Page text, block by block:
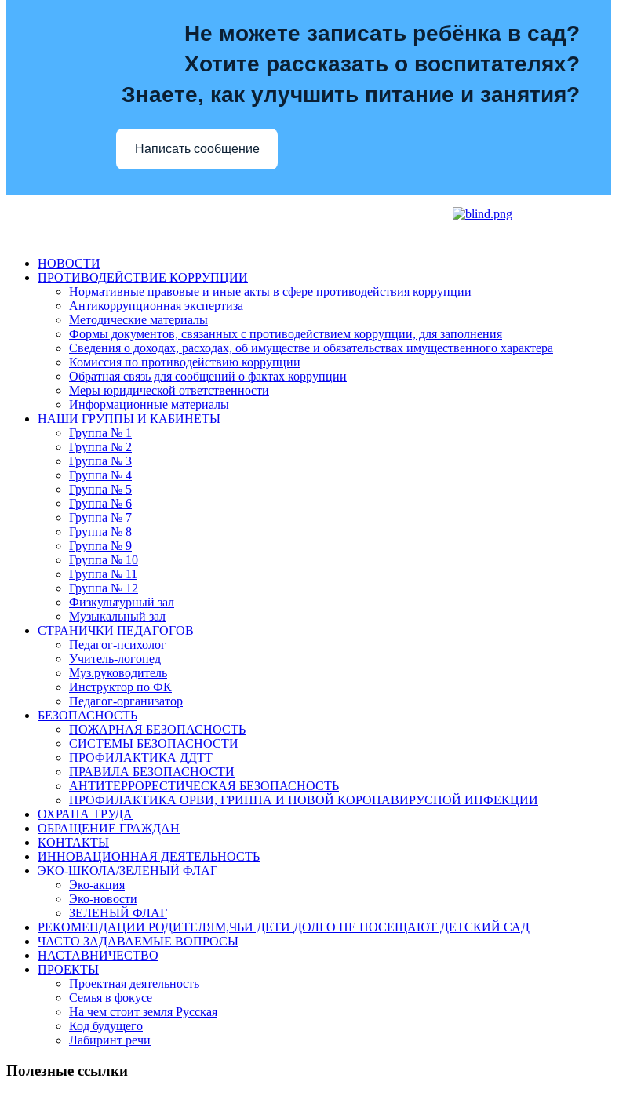
Не можете записать ребёнка в сад?
Хотите рассказать о воспитателях?
Знаете, как улучшить питание и занятия?
Написать сообщение
НОВОСТИ
ПРОТИВОДЕЙСТВИЕ КОРРУПЦИИ
Нормативные правовые и иные акты в сфере противодействия коррупции
Антикоррупционная экспертиза
Методические материалы
Формы документов, связанных с противодействием коррупции, для заполнения
Сведения о доходах, расходах, об имуществе и обязательствах имущественного характера
Комиссия по противодействию коррупции
Обратная связь для сообщений о фактах коррупции
Меры юридической ответственности
Информационные материалы
НАШИ ГРУППЫ И КАБИНЕТЫ
Группа № 1
Группа № 2
Группа № 3
Группа № 4
Группа № 5
Группа № 6
Группа № 7
Группа № 8
Группа № 9
Группа № 10
Группа № 11
Группа № 12
Физкультурный зал
Музыкальный зал
СТРАНИЧКИ ПЕДАГОГОВ
Педагог-психолог
Учитель-логопед
Муз.руководитель
Инструктор по ФК
Педагог-организатор
БЕЗОПАСНОСТЬ
ПОЖАРНАЯ БЕЗОПАСНОСТЬ
СИСТЕМЫ БЕЗОПАСНОСТИ
ПРОФИЛАКТИКА ДДТТ
ПРАВИЛА БЕЗОПАСНОСТИ
АНТИТЕРРОРЕСТИЧЕСКАЯ БЕЗОПАСНОСТЬ
ПРОФИЛАКТИКА ОРВИ, ГРИППА И НОВОЙ КОРОНАВИРУСНОЙ ИНФЕКЦИИ
ОХРАНА ТРУДА
ОБРАЩЕНИЕ ГРАЖДАН
КОНТАКТЫ
ИННОВАЦИОННАЯ ДЕЯТЕЛЬНОСТЬ
ЭКО-ШКОЛА/ЗЕЛЕНЫЙ ФЛАГ
Эко-акция
Эко-новости
ЗЕЛЕНЫЙ ФЛАГ
РЕКОМЕНДАЦИИ РОДИТЕЛЯМ,ЧЬИ ДЕТИ ДОЛГО НЕ ПОСЕЩАЮТ ДЕТСКИЙ САД
ЧАСТО ЗАДАВАЕМЫЕ ВОПРОСЫ
НАСТАВНИЧЕСТВО
ПРОЕКТЫ
Проектная деятельность
Семья в фокусе
На чем стоит земля Русская
Код будущего
Лабиринт речи
Полезные ссылки